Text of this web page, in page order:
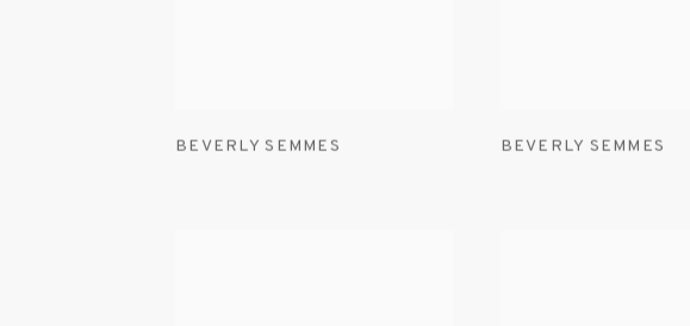
BEVERLY SEMMES BEVERLY SEMMES